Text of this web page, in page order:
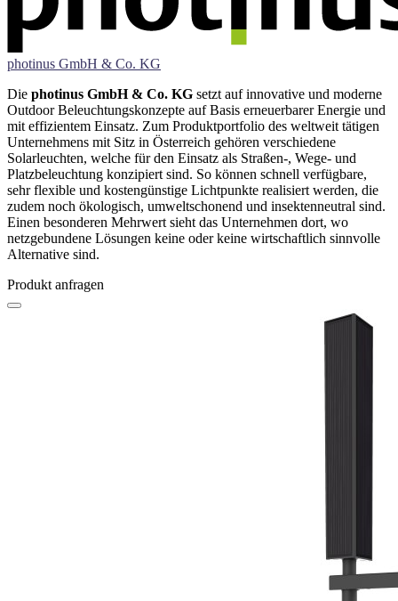
photinus GmbH & Co. KG
Die photinus GmbH & Co. KG setzt auf innovative und moderne
Outdoor Beleuchtungskonzepte auf Basis erneuerbarer Energie und
mit effizientem Einsatz. Zum Produktportfolio des weltweit tätigen
Unternehmens mit Sitz in Österreich gehören verschiedene
Solarleuchten, welche für den Einsatz als Straßen-, Wege- und
Platzbeleuchtung konzipiert sind. So können schnell verfügbare,
sehr flexible und kostengünstige Lichtpunkte realisiert werden, die
zudem noch ökologisch, umweltschonend und insektenneutral sind.
Einen besonderen Mehrwert sieht das Unternehmen dort, wo
netzgebundene Lösungen keine oder keine wirtschaftlich sinnvolle
Alternative sind.
Produkt anfragen